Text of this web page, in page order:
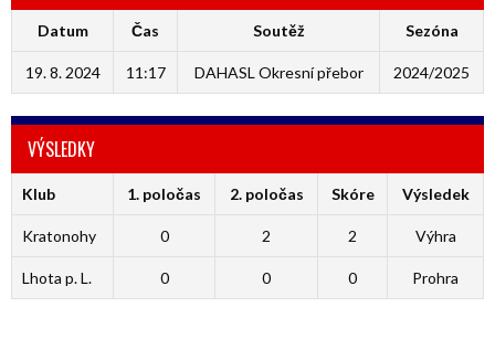
Datum Čas Soutěž Sezóna
19. 8. 2024 11:17 DAHASL Okresní přebor 2024/2025
VÝSLEDKY
Klub 1. poločas 2. poločas Skóre Výsledek
Kratonohy 0 2 2 Výhra
Lhota p. L. 0 0 0 Prohra